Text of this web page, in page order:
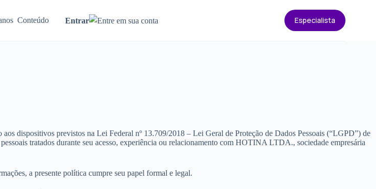
Conteúdo Entrar Especialista
dispositivos previstos na Lei Federal nº 13.709/2018 – Lei Geral de Proteção de Dados Pessoais (“LGPD”) de
tratados durante seu acesso, experiência ou relacionamento com HOTINA LTDA., sociedade empresária
a presente política cumpre seu papel formal e legal.